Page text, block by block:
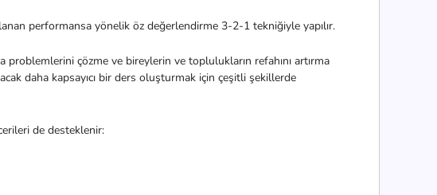
performansa yönelik öz değerlendirme 3-2-1 tekniğiyle yapılır.
çözme ve bireylerin ve toplulukların refahını artırma
daha kapsayıcı bir ders oluşturmak için çeşitli şekillerde
de desteklenir: